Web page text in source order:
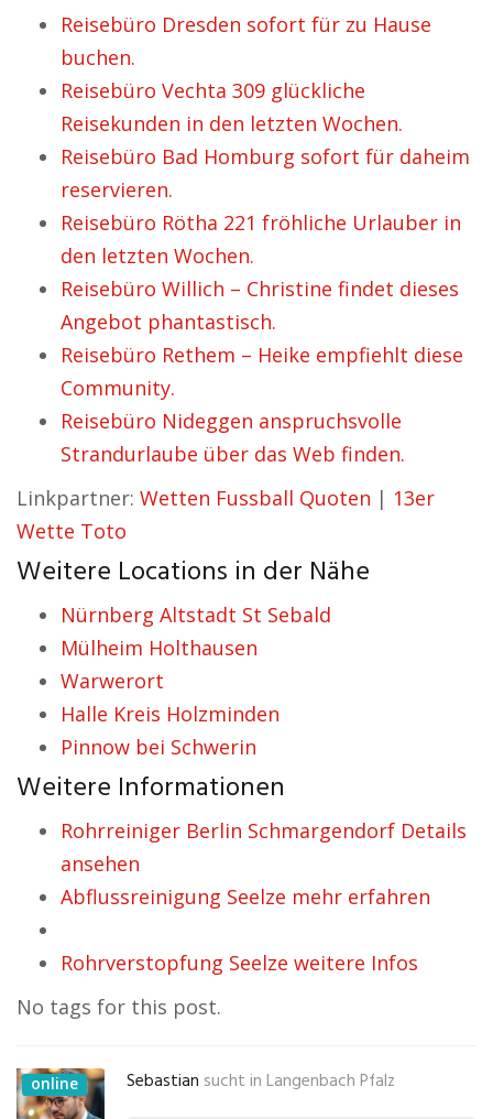
Reisebüro Dresden sofort für zu Hause
buchen.
Reisebüro Vechta 309 glückliche
Reisekunden in den letzten Wochen.
Reisebüro Bad Homburg sofort für daheim
reservieren.
Reisebüro Rötha 221 fröhliche Urlauber in
den letzten Wochen.
Reisebüro Willich – Christine findet dieses
Angebot phantastisch.
Reisebüro Rethem – Heike empfiehlt diese
Community.
Reisebüro Nideggen anspruchsvolle
Strandurlaube über das Web finden.
Linkpartner: Wetten Fussball Quoten | 13er
Wette Toto
Weitere Locations in der Nähe
Nürnberg Altstadt St Sebald
Mülheim Holthausen
Warwerort
Halle Kreis Holzminden
Pinnow bei Schwerin
Weitere Informationen
Rohrreiniger Berlin Schmargendorf Details
ansehen
Abflussreinigung Seelze mehr erfahren
Rohrverstopfung Seelze weitere Infos
No tags for this post.
online Sebastian sucht in Langenbach Pfalz